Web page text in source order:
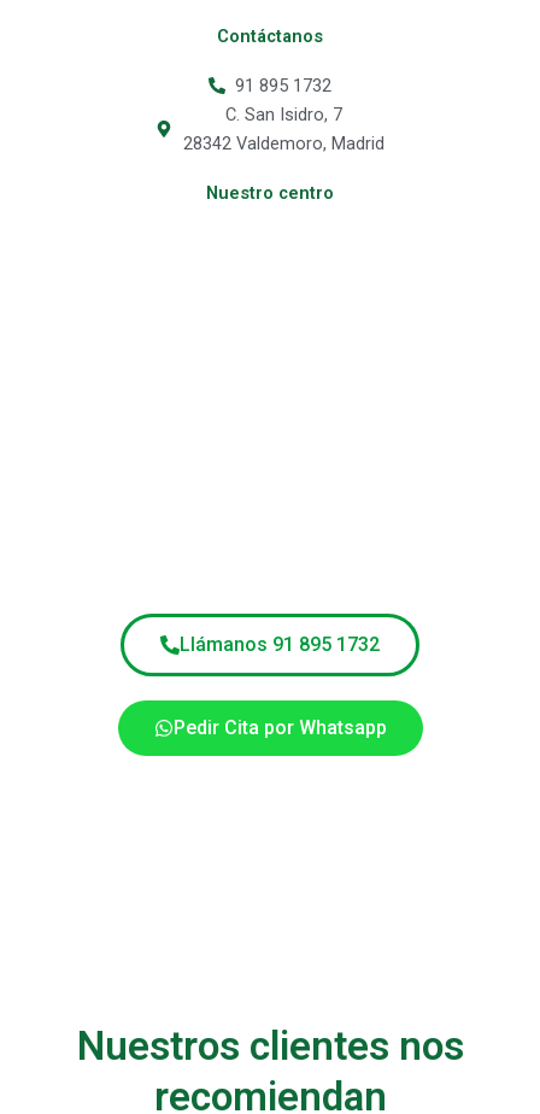
Contáctanos
91 895 1732
C. San Isidro, 7
28342 Valdemoro, Madrid
Nuestro centro
Llámanos 91 895 1732
Pedir Cita por Whatsapp
Nuestros clientes nos
recomiendan